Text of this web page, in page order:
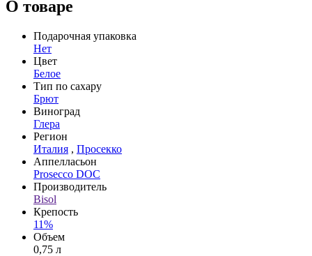
О товаре
Подарочная упаковка
Нет
Цвет
Белое
Тип по сахару
Брют
Виноград
Глера
Регион
Италия , Просекко
Аппелласьон
Prosecco DOC
Производитель
Bisol
Крепость
11%
Объем
0,75 л